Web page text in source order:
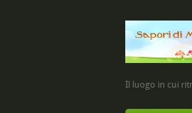
Il luogo in cui